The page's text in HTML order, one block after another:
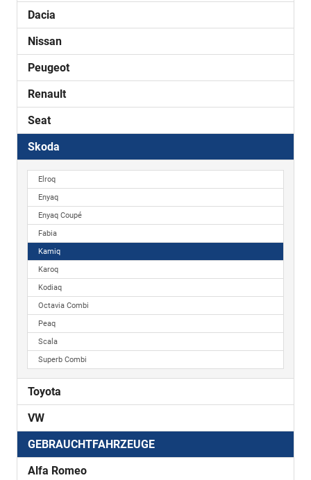
Dacia
Nissan
Peugeot
Renault
Seat
Skoda
Elroq
Enyaq
Enyaq Coupé
Fabia
Kamiq
Karoq
Kodiaq
Octavia Combi
Peaq
Scala
Superb Combi
Toyota
VW
GEBRAUCHTFAHRZEUGE
Alfa Romeo